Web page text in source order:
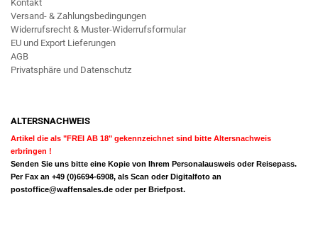
Kontakt
Versand- & Zahlungsbedingungen
Widerrufsrecht & Muster-Widerrufsformular
EU und Export Lieferungen
AGB
Privatsphäre und Datenschutz
ALTERSNACHWEIS
Artikel die als "FREI AB 18" gekennzeichnet sind bitte Altersnachweis
erbringen !
Senden Sie uns bitte eine Kopie von Ihrem Personalausweis oder Reisepass.
Per Fax an +49 (0)6694-6908, als Scan oder Digitalfoto an
postoffice@waffensales.de oder per Briefpost.